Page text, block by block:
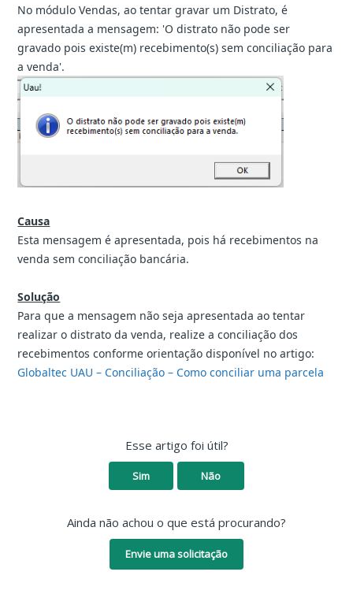
No módulo Vendas, ao tentar gravar um Distrato, é
apresentada a mensagem: 'O distrato não pode ser
gravado pois existe(m) recebimento(s) sem conciliação para
a venda'.
Causa
Esta mensagem é apresentada, pois há recebimentos na
venda sem conciliação bancária.
Solução
Para que a mensagem não seja apresentada ao tentar
realizar o distrato da venda, realize a conciliação dos
recebimentos conforme orientação disponível no artigo:
Globaltec UAU – Conciliação – Como conciliar uma parcela
Esse artigo foi útil?
Sim Não
Ainda não achou o que está procurando?
Envie uma solicitação